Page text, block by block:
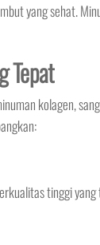
yang sehat.
Tepat
kolagen,
tinggi